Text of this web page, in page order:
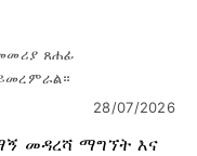
ጸሐፊ
28/07/2026
መዳረሻ ማግኘት እና